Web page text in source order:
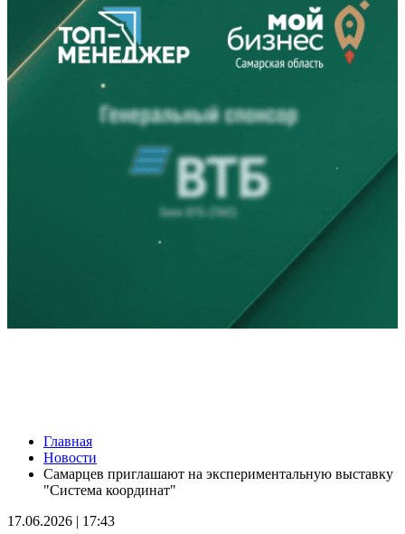
Знак доверия: как конкурс "Достояние губернии" помогает
бизнесу расти и укрепляет репутацию региона
06.08.2026 | 13:35
В Поволжье с 6 по 9 августа впервые пройдет форум
06.08.2026 | 13:24
Главная
Новости
Самарцев приглашают на экспериментальную выставку
"Система координат"
17.06.2026 | 17:43